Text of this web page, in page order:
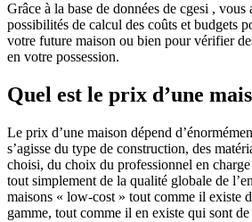
Grâce à la base de données de cgesi , vous
possibilités de calcul des coûts et budgets
votre future maison ou bien pour vérifier
en votre possession.
Quel est le prix d’une
Le prix d’une maison dépend
s’agisse du type de construction, des
choisi, du choix du professionnel en
tout simplement de la qualité globale de
maisons « low-cost » tout comme il existe
gamme, tout comme il en existe qui sont